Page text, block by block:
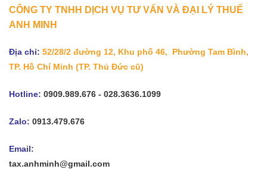
CÔNG TY TNHH DỊCH VỤ TƯ VẤN VÀ ĐẠI LÝ THUẾ
ANH MINH
Địa chỉ: 52/28/2 đường 12, Khu phố 46, Phường Tam Bình,
TP. Hồ Chí Minh (TP. Thủ Đức cũ)
Hotline: 0909.989.676 - 028.3636.1099
Zalo: 0913.479.676
Email:
tax.anhminh@gmail.com